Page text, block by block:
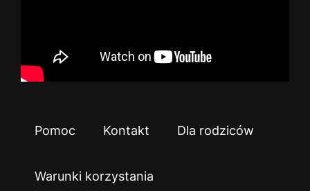
Pomoc Kontakt Dla rodziców
Warunki korzystania